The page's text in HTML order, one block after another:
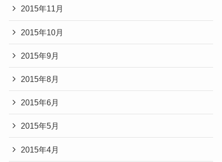
2015年11月
2015年10月
2015年9月
2015年8月
2015年6月
2015年5月
2015年4月